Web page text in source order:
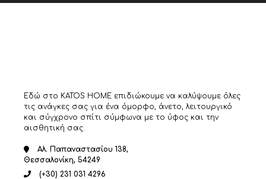
Εδώ στο KATOS HOME επιδιώκουμε να καλύψουμε όλες
τις ανάγκες σας για ένα όμορφο, άνετο, λειτουργικό
και σύγχρονο σπίτι σύμφωνα με το ύφος και την
αισθητική σας.
Αλ. Παπαναστασίου 138,
Θεσσαλονίκη, 54249
(+30) 231 031 4296